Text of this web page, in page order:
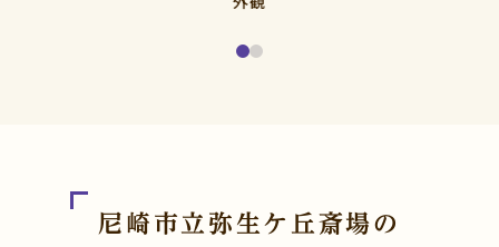
尼崎市立弥生ケ丘斎場の